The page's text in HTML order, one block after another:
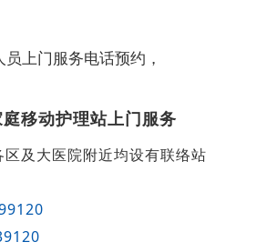
上门服务电话预约，
移动护理站上门服务
区及大医院附近均设有联络站